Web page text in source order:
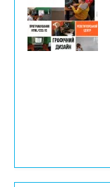
o